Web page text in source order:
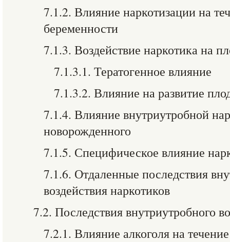
7.1.2. Влияние наркотизации на
беременности
7.1.3. Воздействие наркотика на
7.1.3.1. Тератогенное влияние
7.1.3.2. Влияние на развитие
7.1.4. Влияние внутриутробной
новорожденного
7.1.5. Специфическое влияние
7.1.6. Отдаленные последствия
воздействия наркотиков
7.2. Последствия внутриутробного
7.2.1. Влияние алкоголя на